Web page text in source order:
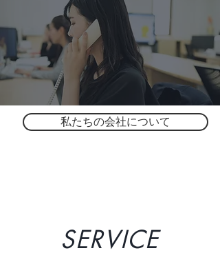
私たちの会社について
SERVICE